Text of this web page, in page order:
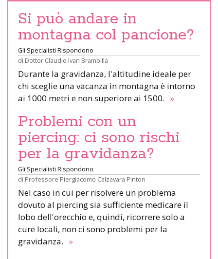
Si può andare in
montagna col pancione?
Gli Specialisti Rispondono
di Dottor Claudio Ivan Brambilla
Durante la gravidanza, l'altitudine ideale per
chi sceglie una vacanza in montagna è intorno
ai 1000 metri e non superiore ai 1500. »
Problemi con un
piercing: ci sono rischi
per la gravidanza?
Gli Specialisti Rispondono
di Professore Piergiacomo Calzavara Pinton
Nel caso in cui per risolvere un problema
dovuto al piercing sia sufficiente medicare il
lobo dell'orecchio e, quindi, ricorrere solo a
cure locali, non ci sono problemi per la
gravidanza. »